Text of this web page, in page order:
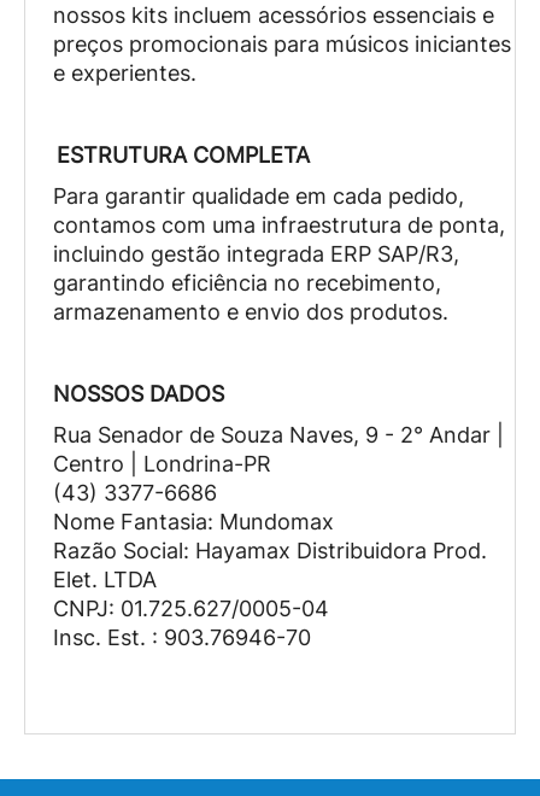
nossos kits incluem acessórios essenciais e
preços promocionais para músicos iniciantes
e experientes.
ESTRUTURA COMPLETA
Para garantir qualidade em cada pedido,
contamos com uma infraestrutura de ponta,
incluindo gestão integrada ERP SAP/R3,
garantindo eficiência no recebimento,
armazenamento e envio dos produtos.
NOSSOS DADOS
Rua Senador de Souza Naves, 9 - 2° Andar |
Centro | Londrina-PR
(43) 3377-6686
Nome Fantasia: Mundomax
Razão Social: Hayamax Distribuidora Prod.
Elet. LTDA
CNPJ: 01.725.627/0005-04
Insc. Est. : 903.76946-70